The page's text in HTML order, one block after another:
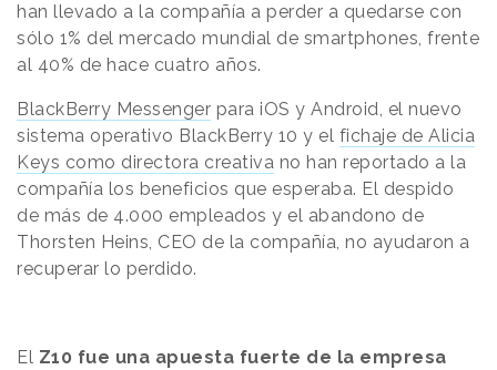
han llevado a la compañía a perder a quedarse con
sólo 1% del mercado mundial de smartphones, frente
al 40% de hace cuatro años.
BlackBerry Messenger para iOS y Android, el nuevo
sistema operativo BlackBerry 10 y el fichaje de Alicia
Keys como directora creativa no han reportado a la
compañía los beneficios que esperaba. El despido
de más de 4.000 empleados y el abandono de
Thorsten Heins, CEO de la compañía, no ayudaron a
recuperar lo perdido.
El Z10 fue una apuesta fuerte de la empresa